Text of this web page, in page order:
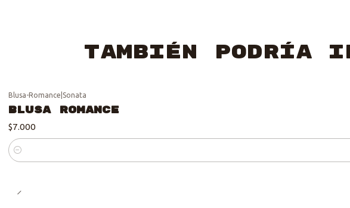
También podría
Blusa-Romance Sonata
Blusa Romance
$7.000
Cantidad